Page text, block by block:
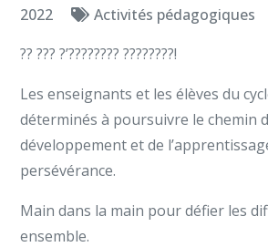
2022
Activités pédagogiques
?? ??? ?’???????? ????????!
Les enseignants et les élèves du
déterminés à poursuivre le chemin
développement et de
persévérance.
Main dans la main pour défier les
ensemble.